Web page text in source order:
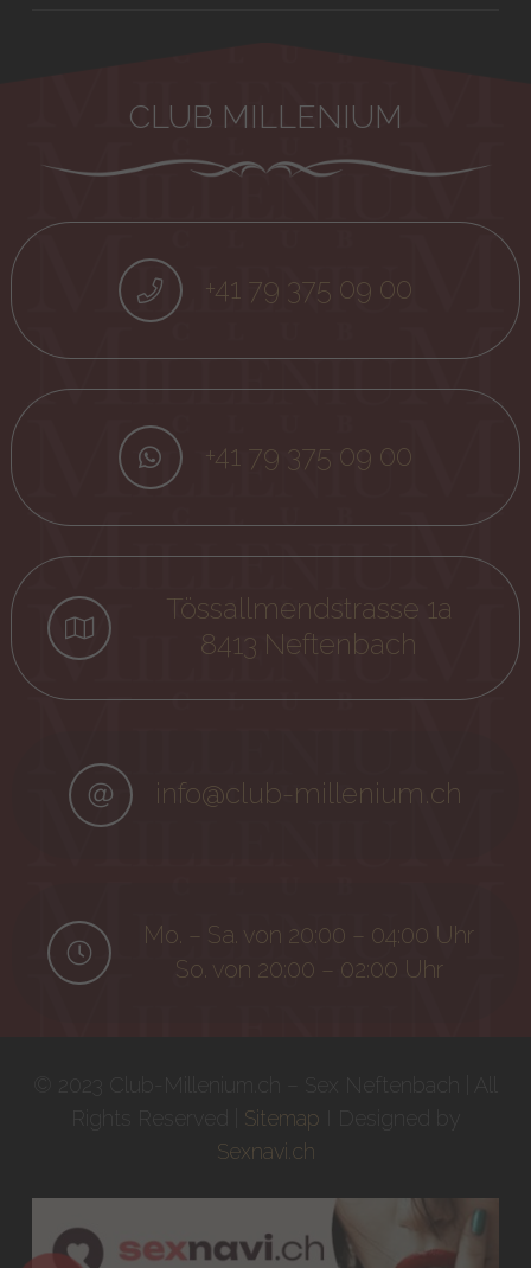
CLUB MILLENIUM
+41 79 375 09 00
+41 79 375 09 00
Tössallmendstrasse 1a
8413 Neftenbach
info@club-millenium.ch
Mo. – Sa. von 20:00 – 04:00 Uhr
So. von 20:00 – 02:00 Uhr
Sitemap
Sexnavi.ch